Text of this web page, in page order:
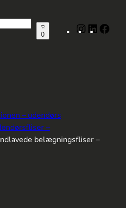
0
Instagram
LinkedIn
– udendørs
–
belægningsfliser –